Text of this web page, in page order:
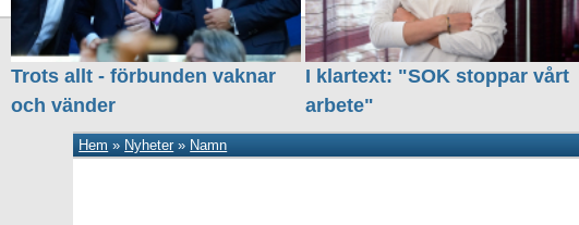
Trots allt - förbunden vaknar
och vänder
I klartext: "SOK stoppar vårt
arbete"
Hem » Nyheter» Namn